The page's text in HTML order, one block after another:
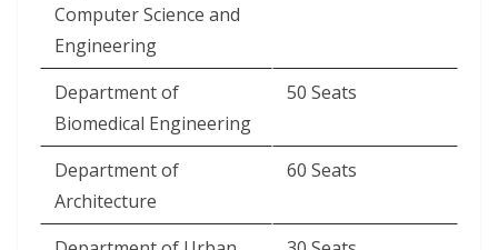
Computer Science and
Engineering
Department of
Biomedical Engineering
50 Seats
Department of
Architecture
60 Seats